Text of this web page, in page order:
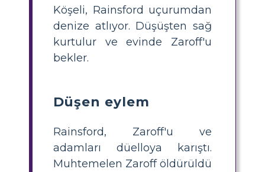
Köşeli, Rainsford uçurumdan
denize atlıyor. Düşüşten sağ
kurtulur ve evinde Zaroff'u
bekler.
Düşen eylem
Rainsford, Zaroff'u ve
adamları düelloya karıştı.
Muhtemelen Zaroff öldürüldü